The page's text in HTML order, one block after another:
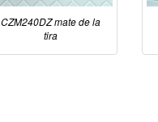
CZM240DZ mate de la
tira